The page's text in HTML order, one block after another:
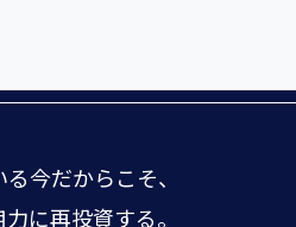
今だからこそ、
に再投資する。